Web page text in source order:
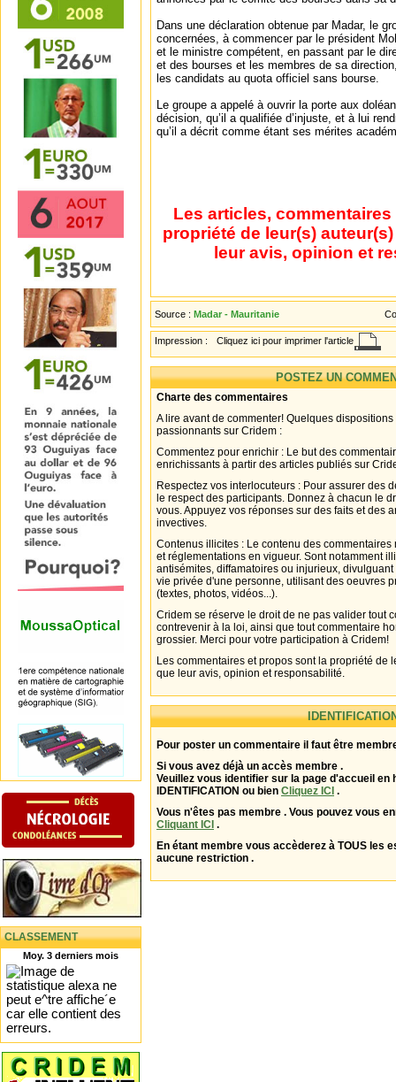
CLASSEMENT
Moy. 3 derniers mois
Dans une déclaration obtenue par Madar, le
concernées, à commencer par le président
et le ministre compétent, en passant par le
et des bourses et les membres de sa
les candidats au quota officiel sans bourse.
Le groupe a appelé à ouvrir la porte aux
décision, qu’il a qualifiée d’injuste, et à lui
qu’il a décrit comme étant ses mérites
Les articles,
propriété de leur(s)
leur avis, opinion et
Source : Madar - Mauritanie
Impression : Cliquez ici pour imprimer l'article
POSTEZ UN
Charte des commentaires
A lire avant de commenter! Quelques
passionnants sur Cridem :
Commentez pour enrichir : Le but des
enrichissants à partir des articles publiés sur
Respectez vos interlocuteurs : Pour assurer des
le respect des participants. Donnez à chacun le
vous. Appuyez vos réponses sur des faits et des
invectives.
Contenus illicites : Le contenu des
et réglementations en vigueur. Sont notamment
antisémites, diffamatoires ou injurieux,
vie privée d'une personne, utilisant des oeuvres
(textes, photos, vidéos...).
Cridem se réserve le droit de ne pas valider tout
contrevenir à la loi, ainsi que tout commentaire
grossier. Merci pour votre participation à Cridem!
Les commentaires et propos sont la propriété de
que leur avis, opinion et responsabilité.
Pour poster un commentaire il faut être
Si vous avez déjà un accès membre .
Veuillez vous identifier sur la page d'accueil en
IDENTIFICATION ou bien Cliquez ICI .
Vous n'êtes pas membre . Vous pouvez vous
Cliquant ICI .
En étant membre vous accèderez à TOUS les
aucune restriction .